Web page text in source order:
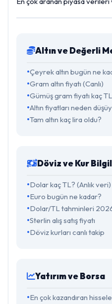
Altın ve Değerli
Çeyrek altın bugün ne
Gram altın fiyatı (Canlı)
Gümüş gram fiyatı kaç
Altın fiyatları neden
Tam altın kaç lira oldu?
Döviz ve Kur
Dolar kaç TL? (Anlık veri)
Euro bugün ne kadar?
Dolar/TL tahminleri
Sterlin alış satış fiyatı
Döviz kurları canlı takip
Yatırım ve Borsa
En çok kazandıran